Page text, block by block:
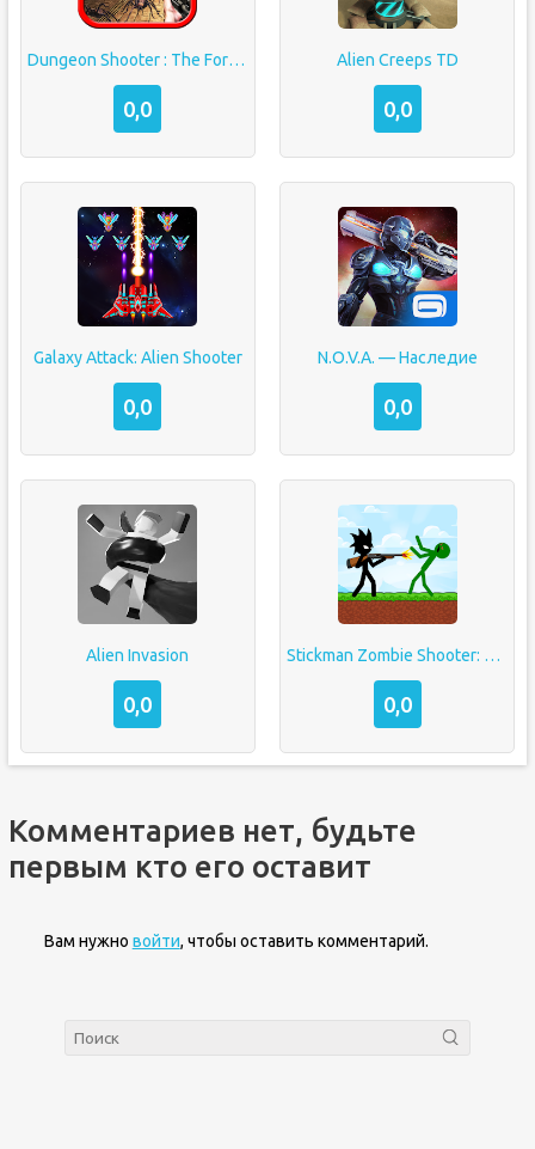
Dungeon Shooter : The Forgotten Temple
0,0
Alien Creeps TD
0,0
Galaxy Attack: Alien Shooter
0,0
N.O.V.A. — Наследие
0,0
Alien Invasion
0,0
Stickman Zombie Shooter: Fight Platformer
0,0
Комментариев нет, будьте
первым кто его оставит
Вам нужно войти, чтобы оставить комментарий.